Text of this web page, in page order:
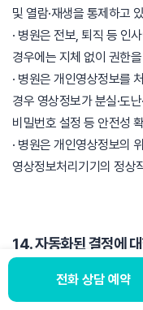
및 열람·재생을 통제하고
· 병원은 전보, 퇴직 등 인
경우에는 지체 없이 권한
· 병원은 개인영상정보를
경우 영상정보가 분실·도
비밀번호 설정 등 안전성
· 병원은 개인영상정보의
영상정보처리기기의 정상
14. 자동화된 결정에
1. 자생한방병원은 보이
진료 예약 안내, 단순 문의
전화 상담 예약